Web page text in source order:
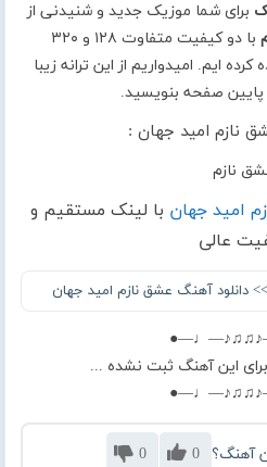
برای شما موزیک جدید و شنیدنی از
با دو کیفیت متفاوت ۱۲۸ و ۳۲۰
ایم. امیدواریم از این ترانه زیبا
پایین صفحه بنویسید.
نازم امید جهان :
نازم
امید جهان با لینک مستقیم و
عالی
دانلود آهنگ عشق نازم امید جهان
برای این آهنگ ثبت نشده ...
آهنگ؟ 0
0